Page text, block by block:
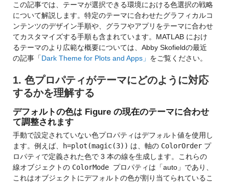
この記事では、テーマが選択できる環境における色選択の戦略
について解説します。特定のテーマに合わせたグラフィカルコ
ンテンツのデザイン手順や、グラフやアプリをテーマに合わせ
てカスタマイズする手順も含まれています。MATLAB におけ
るテーマのより広範な概要については、Abby Skofieldの最近
の記事「Dark Theme for Plots and Apps」 をご覧ください。
1. 色プロパティがテーマにどのように対応
するかを理解する
デフォルトの色は Figure の現在のテーマに合わせ
て調整されます
手動で設定されていない色プロパティはデフォルト値を使用し
ます。例えば、
h=plot(magic(3)) は、軸の ColorOrderプ
ロパティで定義された色で 3 本の線を生成します。これらの
線オブジェクトの ColorMode プロパティは「auto」であり、
これはオブジェクトにデフォルトの色が割り当てられているこ